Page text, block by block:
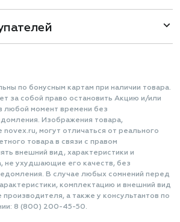
по бонусным картам при наличии товара.
за собой право остановить Акцию и/или
любой момент времени без
Изображения товара,
novex.ru, могут отличаться от реального
товара в связи с правом
внешний вид, характеристики и
не ухудшающие его качеств, без
В случае любых сомнений перед
комплектацию и внешний вид
а также у консультантов по
8 (800) 200-45-50.